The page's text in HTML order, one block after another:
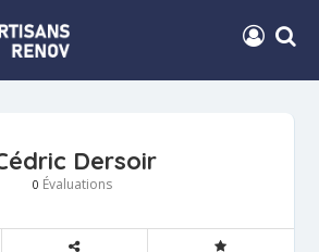
Dersoir
0 Évaluations